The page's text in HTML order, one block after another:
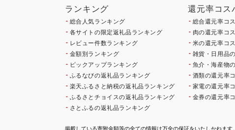
ランキング
総合人気ランキング
各サイトの限定返礼品ランキング
レビュー件数ランキング
金額別ランキング
ピックアップランキング
ふるなびの返礼品ランキング
楽天ふるさと納税の返礼品ランキング
ふるさとチョイスの返礼品ランキング
さとふるの返礼品ランキング
還元率コス
総合還元率コ
肉の還元率コ
米の還元率コ
雑貨・日用品
魚介・海産物
酒類の還元率
家電の還元率
金券の還元率
掲載している寄附金額等の全ての情報は万全の保証をいたしかねます